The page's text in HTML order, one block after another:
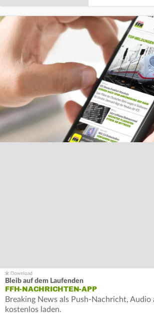
Bleib auf dem Laufenden
FFH-NACHRICHTEN-APP
Breaking News als Push-Nachricht,
kostenlos laden.